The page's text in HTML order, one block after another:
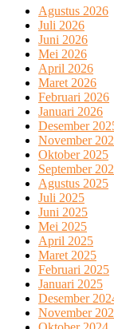
Agustus 2026
Juli 2026
Juni 2026
Mei 2026
April 2026
Maret 2026
Februari 2026
Januari 2026
Desember
November
Oktober 2025
September
Agustus 2025
Juli 2025
Juni 2025
Mei 2025
April 2025
Maret 2025
Februari 2025
Januari 2025
Desember
November